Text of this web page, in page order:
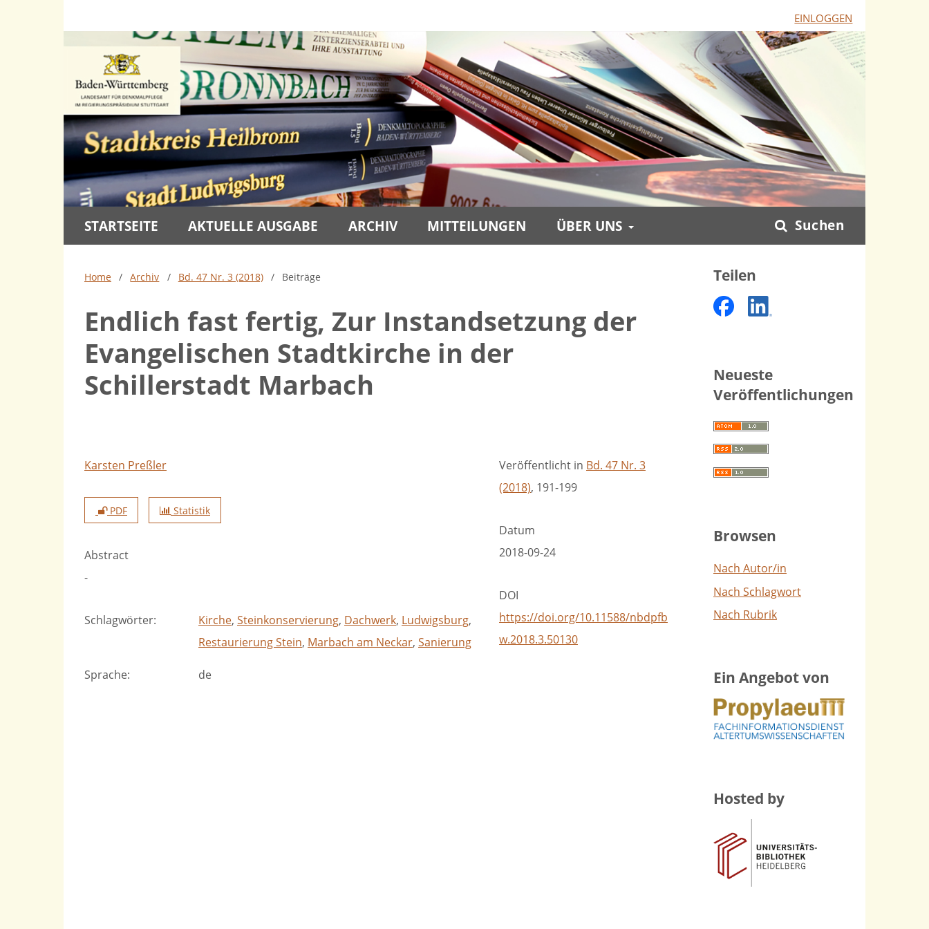
STARTSEITE AKTUELLE AUSGABE ARCHIV MITTEILUNGEN ÜBER UNS Suchen
EINLOGGEN
Home / Archiv / Bd. 47 Nr. 3 (2018) / Beiträge
Endlich fast fertig, Zur Instandsetzung der
Evangelischen Stadtkirche in der
Schillerstadt Marbach
Karsten Preßler
PDF Statistik
Abstract
-
Schlagwörter: Kirche, Steinkonservierung, Dachwerk, Ludwigsburg,
Restaurierung Stein, Marbach am Neckar, Sanierung
Sprache: de
Veröffentlicht in Bd. 47 Nr. 3
(2018), 191-199
Datum
2018-09-24
DOI
https://doi.org/10.11588/nbdpfb
w.2018.3.50130
Teilen
Neueste
Veröffentlichungen
Browsen
Nach Autor/in
Nach Schlagwort
Nach Rubrik
Ein Angebot von
Hosted by